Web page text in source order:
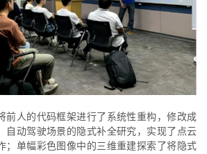
前人的代码框架进行了系统性重构，修改成
自动驾驶场景的隐式补全研究，实现了点云
；单幅彩色图像中的三维重建探索了将隐式